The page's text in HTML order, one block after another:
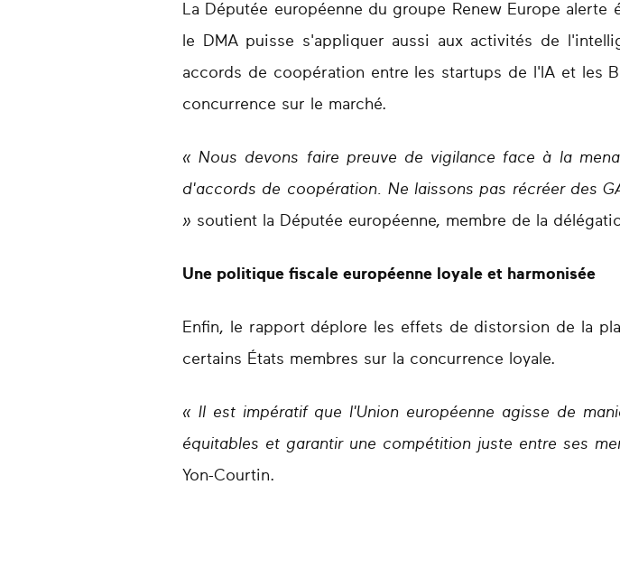
La Députée européenne du groupe Renew Europe
le DMA puisse s'appliquer aussi aux activités de
accords de coopération entre les startups de l'IA et les
concurrence sur le marché.
« Nous devons faire preuve de vigilance face à la
d'accords de coopération. Ne laissons pas récréer des
» soutient la Députée européenne, membre de la
Une politique fiscale européenne loyale et harmonisée
Enfin, le rapport déplore les effets de distorsion de la
certains États membres sur la concurrence loyale.
« Il est impératif que l'Union européenne agisse de
équitables et garantir une compétition juste entre ses
Yon-Courtin.